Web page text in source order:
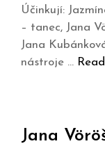
Účinkují:
– tanec, Jana
Jana
nástroje …
Jana